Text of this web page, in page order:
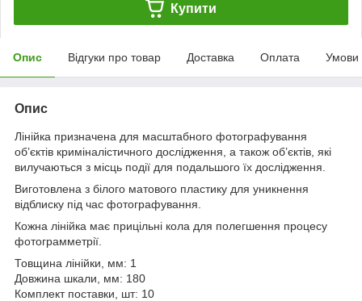
Купити
Опис Відгуки про товар Доставка Оплата Умови
Опис
Лінійка призначена для масштабного фотографування
об’єктів криміналістичного дослідження, а також об’єктів, які
вилучаються з місць події для подальшого їх дослідження.
Виготовлена з білого матового пластику для уникнення
відблиску під час фотографування.
Кожна лінійка має прицільні кола для полегшення процесу
фотограмметрії.
Товщина лінійки, мм: 1
Довжина шкали, мм: 180
Комплект поставки, шт: 10